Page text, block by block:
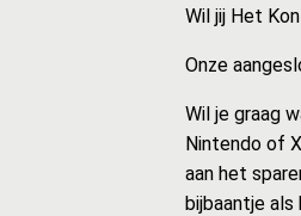
Wil jij Het
Onze
Wil je graag
Nintendo of
aan het
bijbaantje